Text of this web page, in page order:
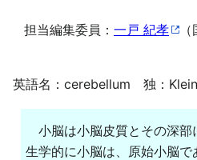
担当編集委員： 一戸 紀孝
英語名：cerebellum 独：
小脳は小脳皮質とその深部
生学的に小脳は、原始小脳